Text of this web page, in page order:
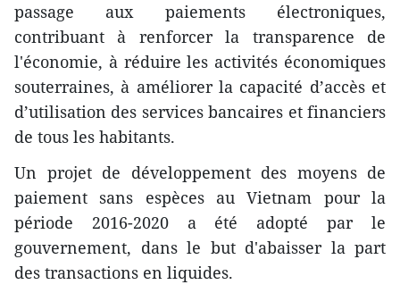
passage aux paiements électroniques,
contribuant à renforcer la transparence de
l'économie, à réduire les activités économiques
souterraines, à améliorer la capacité d’accès et
d’utilisation des services bancaires et financiers
de tous les habitants.
Un projet de développement des moyens de
paiement sans espèces au Vietnam pour la
période 2016-2020 a été adopté par le
gouvernement, dans le but d'abaisser la part
des transactions en liquides.